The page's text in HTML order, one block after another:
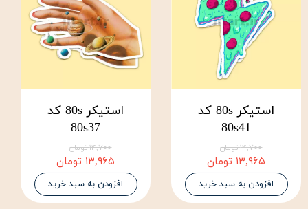
استیکر 80s کد
80s41
۱۴,۷۰۰ تومان
۱۳,۹۶۵ تومان
افزودن به سبد خرید
استیکر 80s کد
80s37
۱۴,۷۰۰ تومان
۱۳,۹۶۵ تومان
افزودن به سبد خرید